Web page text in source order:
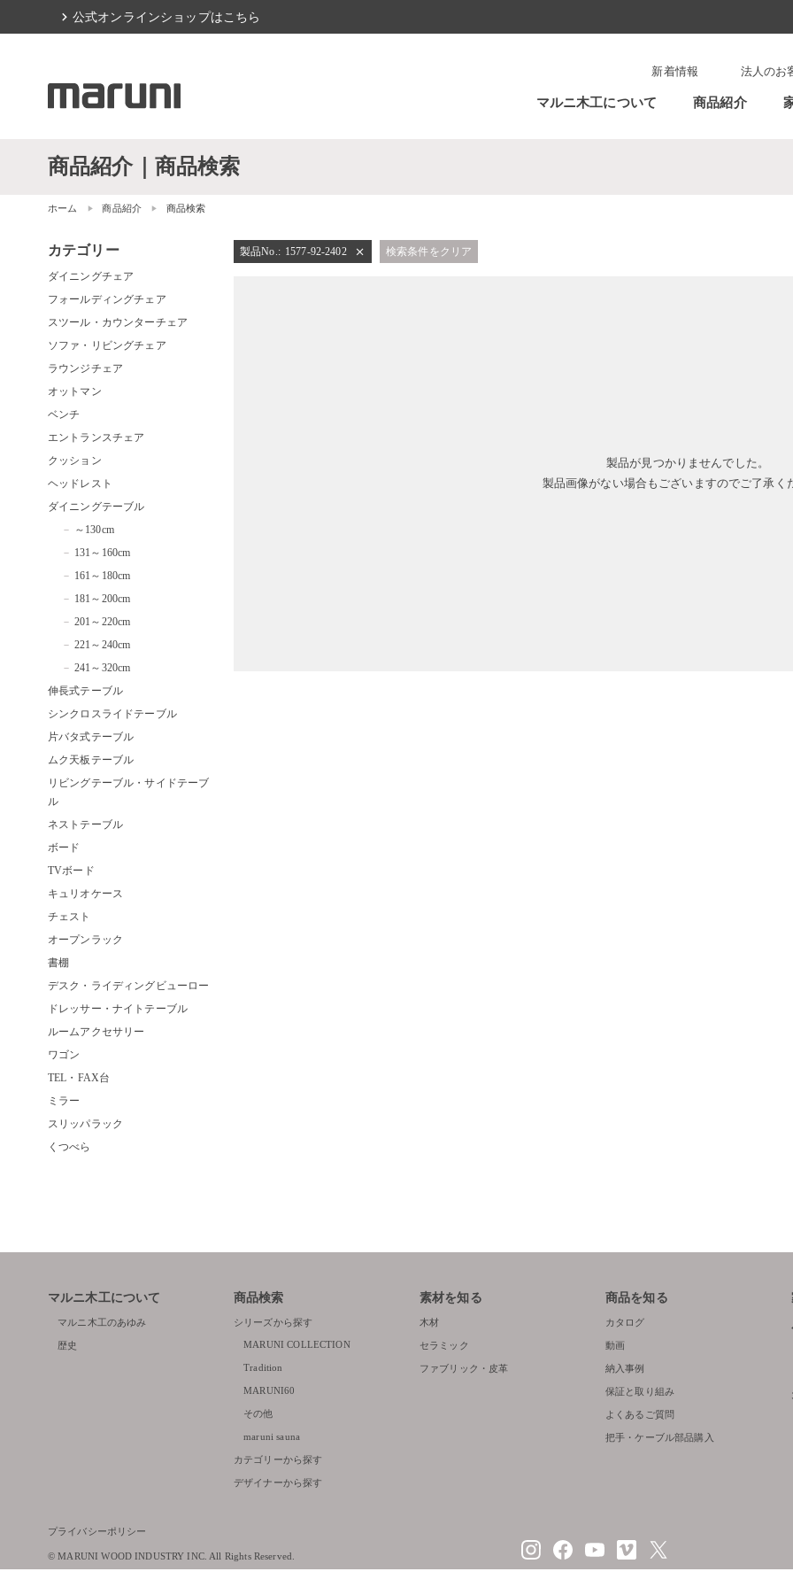
chevron_right 公式オンラインショップはこちら
マルニ木工について 商品紹介
新着情報 法人のお
商品紹介｜商品検索
ホーム 商品紹介 商品検索
製品No.: 1577-92-2402 close 検索条件をクリア
製品が見つかりませんでした。
製品画像がない場合もございますのでご了承く
カテゴリー
ダイニングチェア
フォールディングチェア
スツール・カウンターチェア
ソファ・リビングチェア
ラウンジチェア
オットマン
ベンチ
エントランスチェア
クッション
ヘッドレスト
ダイニングテーブル
～130cm
131～160cm
161～180cm
181～200cm
201～220cm
221～240cm
241～320cm
伸長式テーブル
シンクロスライドテーブル
片バタ式テーブル
ムク天板テーブル
リビングテーブル・サイドテーブ
ル
ネストテーブル
ボード
TVボード
キュリオケース
チェスト
オープンラック
書棚
デスク・ライディングビューロー
ドレッサー・ナイトテーブル
ルームアクセサリー
ワゴン
TEL・FAX台
ミラー
スリッパラック
くつべら
マルニ木工について
マルニ木工のあゆみ
歴史
商品検索
シリーズから探す
MARUNI COLLECTION
Tradition
MARUNI60
その他
maruni sauna
カテゴリーから探す
デザイナーから探す
素材を知る
木材
セラミック
ファブリック・皮革
商品を知る
カタログ
動画
納入事例
保証と取り組み
よくあるご質問
把手・ケーブル部品購入
プライバシーポリシー
© MARUNI WOOD INDUSTRY INC. All Rights Reserved.